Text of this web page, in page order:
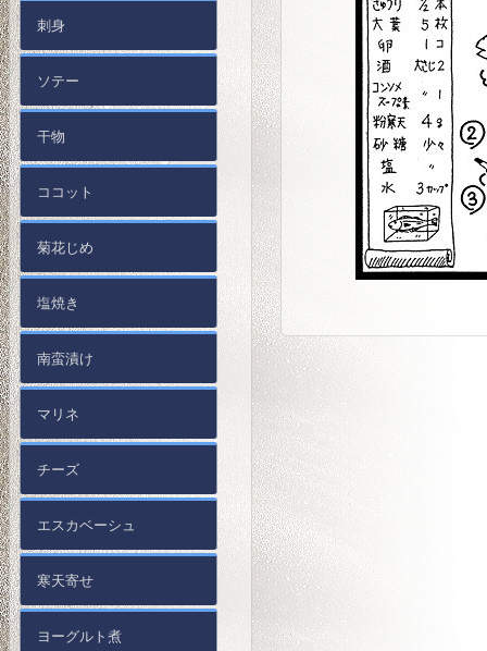
刺身
ソテー
干物
ココット
菊花じめ
塩焼き
南蛮漬け
マリネ
チーズ
エスカベーシュ
寒天寄せ
ヨーグルト煮